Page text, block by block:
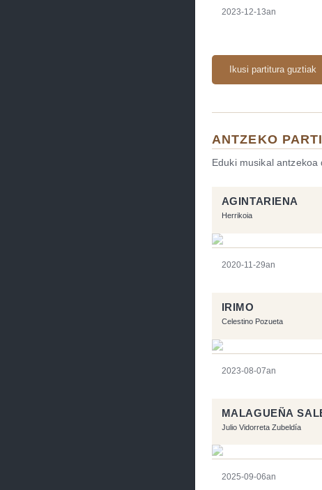
2023-12-13an
Ikusi partitura guztiak
ANTZEKO
Eduki musikal
AGINTARIENA
Herrikoia
2020-11-29an
IRIMO
Celestino Pozueta
2023-08-07an
MALAGUEÑA
Julio Vidorreta Zubeldía
2025-09-06an